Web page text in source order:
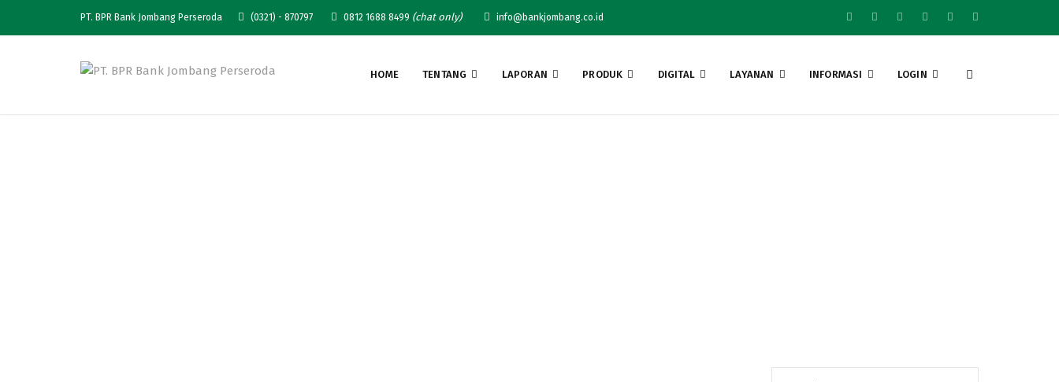
PT. BPR Bank Jombang Perseroda (0321) - 870797 0812 1688 8499 (chat only) info@bankjombang.co.id
HOME TENTANG LAPORAN PRODUK DIGITAL LAYANAN INFORMASI LOGIN